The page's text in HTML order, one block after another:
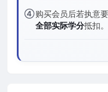
④购买会员后若执意
全部实际学分抵扣。